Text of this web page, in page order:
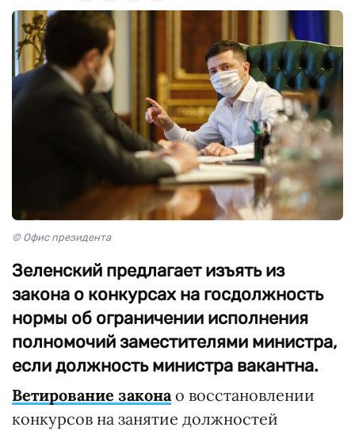
© Офис президента
Зеленский предлагает изъять из
закона о конкурсах на госдолжность
нормы об ограничении исполнения
полномочий заместителями министра,
если должность министра вакантна.
Ветирование закона о восстановлении
конкурсов на занятие должностей